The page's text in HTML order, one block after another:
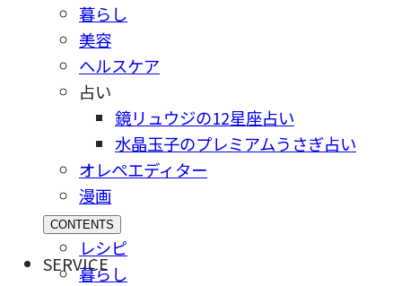
暮らし
美容
ヘルスケア
占い
鏡リュウジの12星座占い
水晶玉子のプレミアムうさぎ占い
オレペエディター
漫画
CONTENTS
レシピ
暮らし
SERVICE